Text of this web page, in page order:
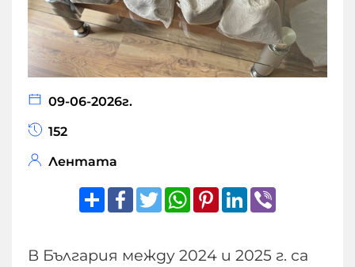
09-06-2026г.
152
Лентата
ShareFacebook
TwitterWhatsApp
Pinterest
LinkedIn
В България между 2024 и 2025 г. са